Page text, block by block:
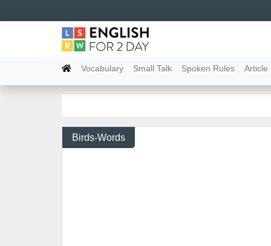
Vocabulary Small Talk Spoken Rules Article
Birds-Words